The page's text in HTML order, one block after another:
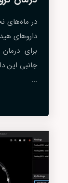
در ماه‌های
داروهای
برای
جانبی این
...